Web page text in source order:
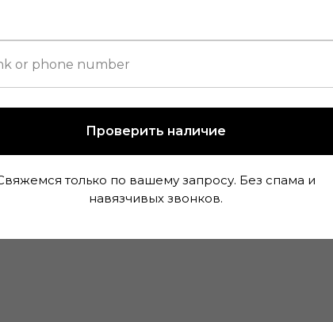
скидку до 20%
Проверить наличие
только по вашему запросу. Без спама и
навязчивых звонков.